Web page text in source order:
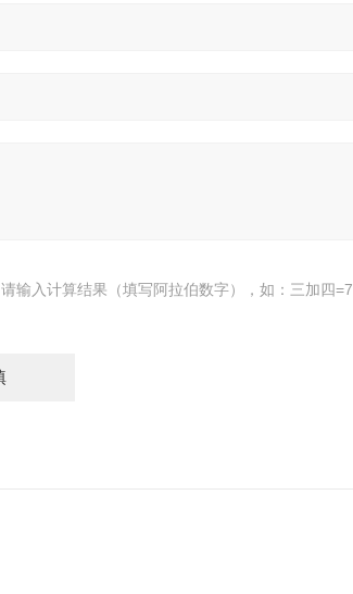
请输入计算结果（填写阿拉伯数字），如：三加四=7